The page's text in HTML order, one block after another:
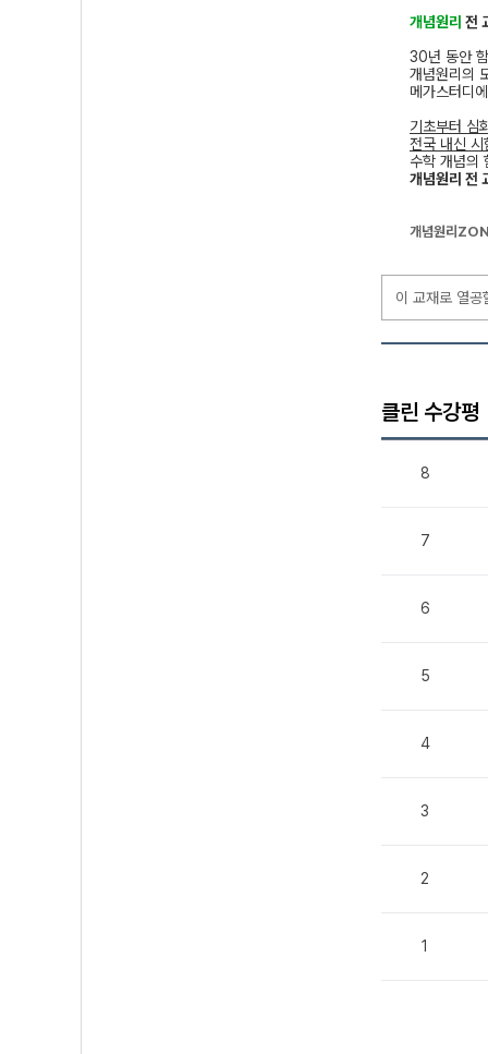
개념원리 전
30년 동안 함
개념원리의
메가스터디
기초부터 심
전국 내신 시
수학 개념의
개념원리 전
개념원리
이 교재로 열
클린 수강평
8
7
6
5
4
3
2
1